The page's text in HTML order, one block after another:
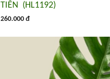
TIÊN (HL1192)
260.000 đ